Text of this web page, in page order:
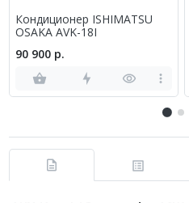
Кондиционер ISHIMATSU
OSAKA AVK-18I
90 900 р.